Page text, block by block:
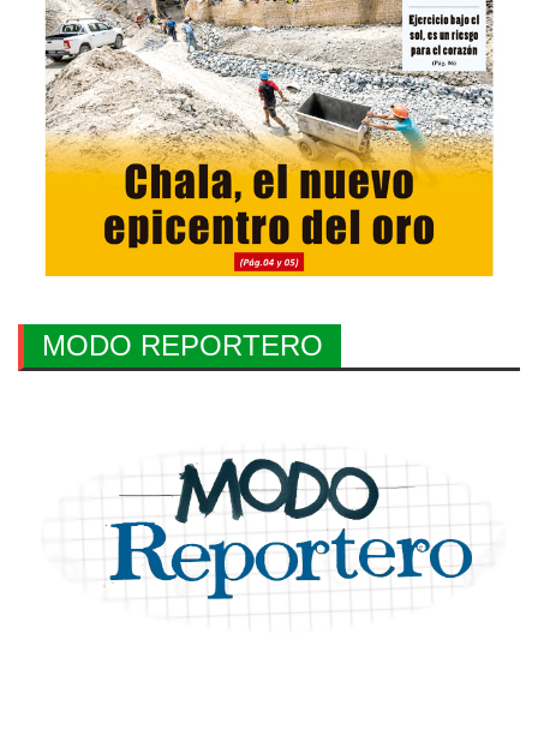
MODO REPORTERO